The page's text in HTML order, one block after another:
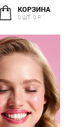
КОРЗИНА
0 ШТ. 0 Р.